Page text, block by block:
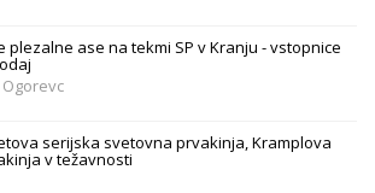
plezalne ase na tekmi SP v Kranju - vstopnice
serijska svetovna prvakinja, Kramplova
v težavnosti